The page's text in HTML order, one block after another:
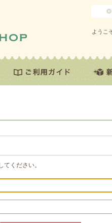
ようこ
ください。